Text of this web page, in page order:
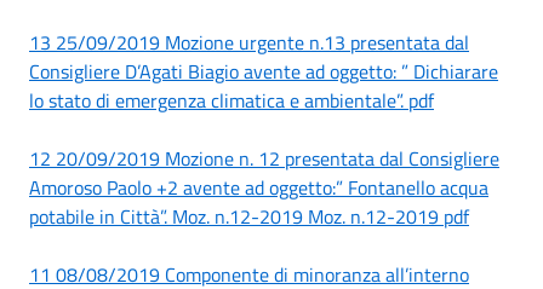
13 25/09/2019 Mozione urgente n.13 presentata dal
Consigliere D’Agati Biagio avente ad oggetto: ” Dichiarare
lo stato di emergenza climatica e ambientale”. pdf
12 20/09/2019 Mozione n. 12 presentata dal Consigliere
Amoroso Paolo +2 avente ad oggetto:” Fontanello acqua
potabile in Città”. Moz. n.12-2019 Moz. n.12-2019 pdf
11 08/08/2019 Componente di minoranza all’interno